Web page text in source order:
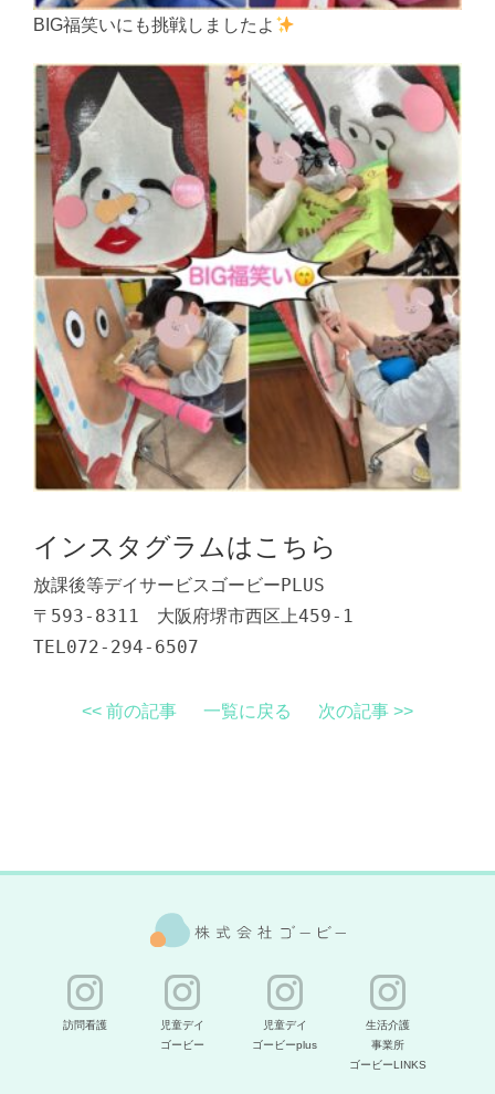
BIG福笑いにも挑戦しましたよ
インスタグラムはこちら
放課後等デイサービスゴービーPLUS
〒593-8311 大阪府堺市西区上459-1
TEL072-294-6507
<< 前の記事 一覧に戻る 次の記事 >>
訪問看護
児童デイ
ゴービー
児童デイ
ゴービーplus
生活介護
事業所
ゴービーLINKS